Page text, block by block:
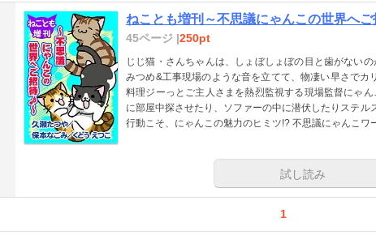
ねことも増刊～不思議にゃんこの世界へご
45ページ |250pt
じじ猫・さんちゃんは、しょぼしょぼの目と歯がない
みつめ&工事現場のような音を立てて、物凄い早さで
料理ジーっとご主人さまを熱烈監視する現場監督にゃ
に部屋中探させたり、ソファーの中に潜伏したりステ
行動こそ、にゃんこの魅力のヒミツ!? 不思議にゃんこ
試し読み
1